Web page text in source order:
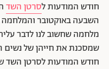
חודש המודעות לסרטן השד
השבעה באוקטובר
מלחמה שחשוב לנו לדבר
שמסכנת את חייהן של נשים
חודש המודעות לסרטן